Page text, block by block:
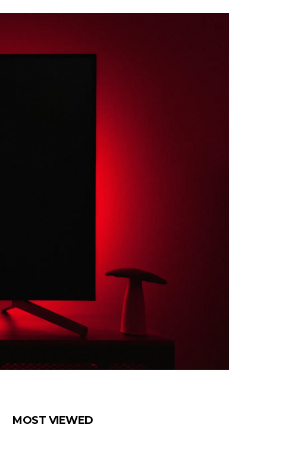
MOST VIEWED